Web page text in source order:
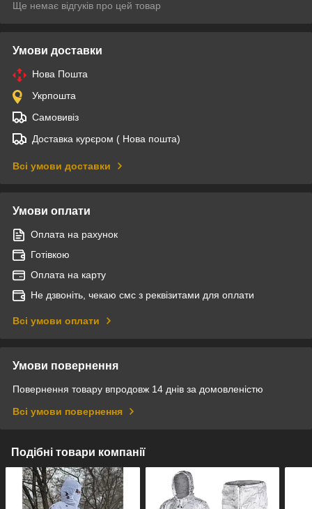
Ще немає відгуків про цей товар
Умови доставки
Нова Пошта
Укрпошта
Самовивіз
Доставка курєром ( Нова пошта)
Всі умови доставки
Умови оплати
Оплата на рахунок
Готівкою
Оплата на карту
Не дзвоніть, чекаю смс з реквізитами для оплати
Всі умови оплати
Умови повернення
Повернення товару впродовж 14 днів за домовленістю
Всі умови повернення
Подібні товари компанії